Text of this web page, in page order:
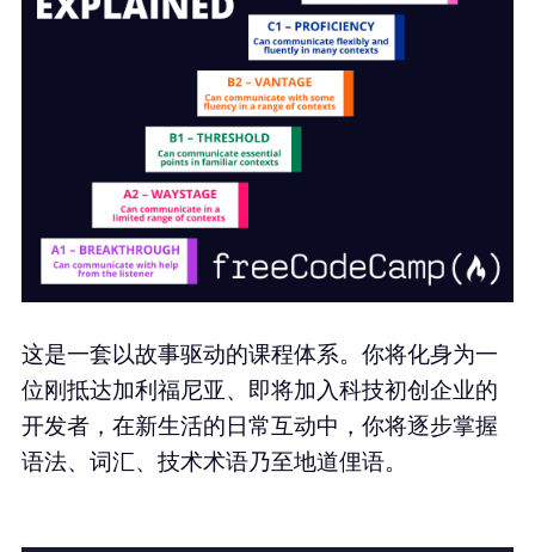
这是一套以故事驱动的课程体系。你将化身为一
位刚抵达加利福尼亚、即将加入科技初创企业的
开发者，在新生活的日常互动中，你将逐步掌握
语法、词汇、技术术语乃至地道俚语。